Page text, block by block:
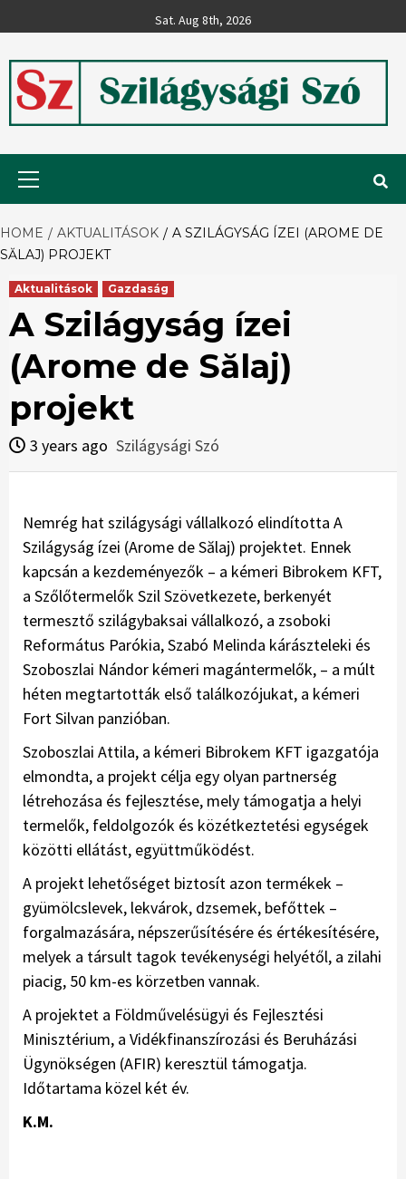
to
Sat. Aug 8th, 2026
Szilágysági
Szó
HOME AKTUALITÁSOK
A SZILÁGYSÁG ÍZEI (AROME DE
SĂLAJ) PROJEKT
Aktualitások Gazdaság
A Szilágyság ízei
(Arome de Sălaj)
projekt
3 years ago Szilágysági Szó
Nemrég hat szilágysági vállalkozó elindította A
Szilágyság ízei (Arome de Sălaj) projektet. Ennek
kapcsán a kezdeményezők – a kémeri Bibrokem KFT,
a Szőlőtermelők Szil Szövetkezete, berkenyét
termesztő szilágybaksai vállalkozó, a zsoboki
Református Parókia, Szabó Melinda kárászteleki és
Szoboszlai Nándor kémeri magántermelők, – a múlt
héten megtartották első találkozójukat, a kémeri
Fort Silvan panzióban.
Szoboszlai Attila, a kémeri Bibrokem KFT igazgatója
elmondta, a projekt célja egy olyan partnerség
létrehozása és fejlesztése, mely támogatja a helyi
termelők, feldolgozók és közétkeztetési egységek
közötti ellátást, együttműködést.
A projekt lehetőséget biztosít azon termékek –
gyümölcslevek, lekvárok, dzsemek, befőttek –
forgalmazására, népszerűsítésére és értékesítésére,
melyek a társult tagok tevékenységi helyétől, a zilahi
piacig, 50 km-es körzetben vannak.
A projektet a Földművelésügyi és Fejlesztési
Minisztérium, a Vidékfinanszírozási és Beruházási
Ügynökségen (AFIR) keresztül támogatja.
Időtartama közel két év.
K.M.